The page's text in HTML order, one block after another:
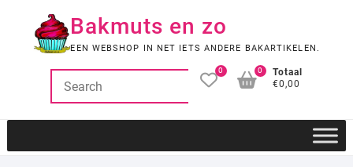
Bakmuts en zo
EEN WEBSHOP IN NET IETS ANDERE BAKARTIKELEN.
0
Totaal
€0,00
0